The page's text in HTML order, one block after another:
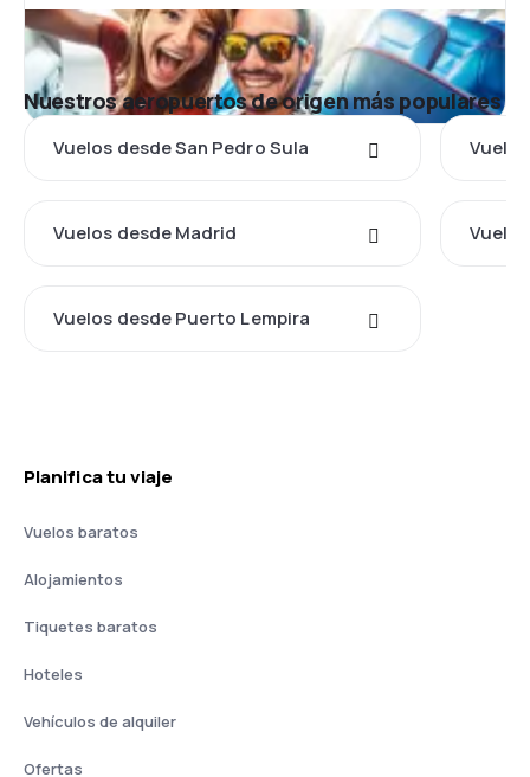
Nuestros aeropuertos de origen más populares
Vuelos desde San Pedro Sula
Vuelos desde Madrid
Vuelos desde Puerto Lempira
Planifica tu viaje
Vuelos baratos
Alojamientos
Tiquetes baratos
Hoteles
Vehículos de alquiler
Ofertas